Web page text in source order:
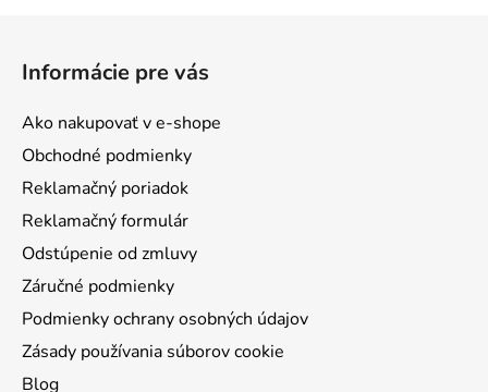
Informácie pre vás
Ako nakupovať v e-shope
Obchodné podmienky
Reklamačný poriadok
Reklamačný formulár
Odstúpenie od zmluvy
Záručné podmienky
Podmienky ochrany osobných údajov
Zásady používania súborov cookie
Blog